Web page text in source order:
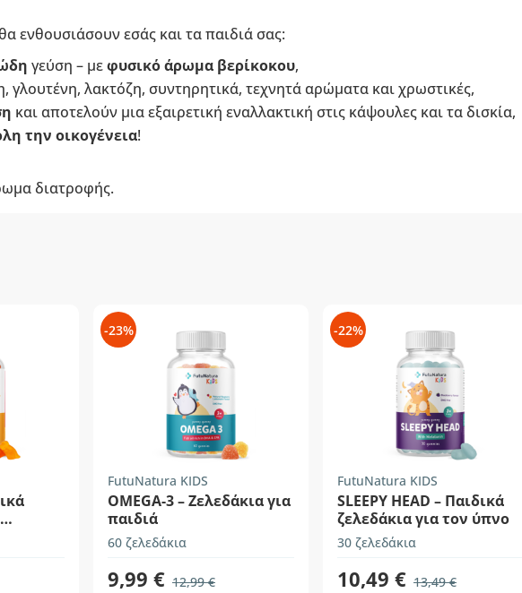
ενθουσιάσουν εσάς και τα παιδιά σας:
γεύση – μεφυσικό άρωμα βερίκοκου,
γλουτένη, λακτόζη, συντηρητικά, τεχνητά αρώματα και χρωστικές,
και αποτελούν μια εξαιρετική εναλλακτική στις κάψουλες και τα δισκία,
την οικογένεια!
διατροφής.
-23%
FutuNatura KIDS
OMEGA-3 – Ζελεδάκια για
παιδιά
60 ζελεδάκια
9,99 € 12,99 €
-22%
FutuNatura KIDS
SLEEPY HEAD – Παιδικά
ζελεδάκια για τον ύπνο
30 ζελεδάκια
10,49 € 13,49 €